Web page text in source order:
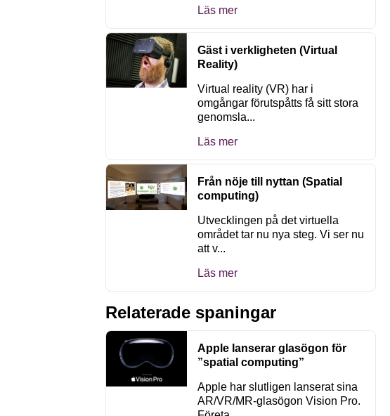
Läs mer
Gäst i verkligheten (Virtual
Reality)
Virtual reality (VR) har i
omgångar förutspåtts få sitt stora
genomsla...
Läs mer
Från nöje till nyttan (Spatial
computing)
Utvecklingen på det virtuella
området tar nu nya steg. Vi ser nu
att v...
Läs mer
Relaterade spaningar
Apple lanserar glasögon för
”spatial computing”
Apple har slutligen lanserat sina
AR/VR/MR-glasögon Vision Pro.